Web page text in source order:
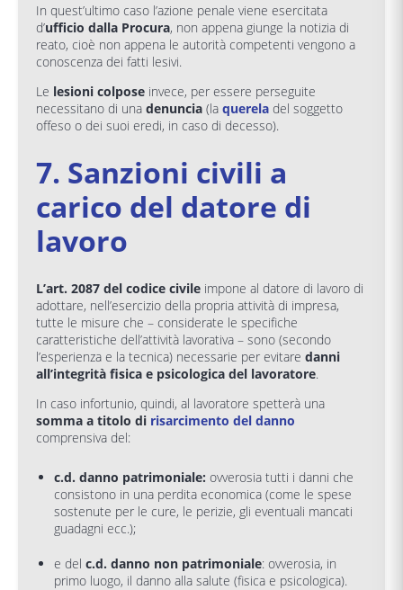
In quest’ultimo caso l’azione penale viene esercitata
d’ufficio dalla Procura, non appena giunge la notizia di
reato, cioè non appena le autorità competenti vengono a
conoscenza dei fatti lesivi.
Le lesioni colpose invece, per essere perseguite
necessitano di una denuncia (la querela del soggetto
offeso o dei suoi eredi, in caso di decesso).
7. Sanzioni civili a
carico del datore di
lavoro
L’art. 2087 del codice civile impone al datore di lavoro di
adottare, nell’esercizio della propria attività di impresa,
tutte le misure che – considerate le specifiche
caratteristiche dell’attività lavorativa – sono (secondo
l’esperienza e la tecnica) necessarie per evitare danni
all’integrità fisica e psicologica del lavoratore.
In caso infortunio, quindi, al lavoratore spetterà una
somma a titolo di risarcimento del danno
comprensiva del:
c.d. danno patrimoniale: ovverosia tutti i danni che
consistono in una perdita economica (come le spese
sostenute per le cure, le perizie, gli eventuali mancati
guadagni ecc.);
e del c.d. danno non patrimoniale: ovverosia, in
primo luogo, il danno alla salute (fisica e psicologica).